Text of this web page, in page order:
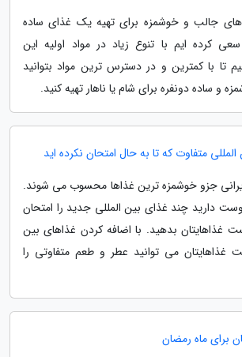
جالب و خوشمزه برای تهیه یک غذای ساده
سعی کرده ایم با تنوع زیاد در مواد اولیه این
تا با کمترین و در دسترس ترین مواد بتوانید
و ساده دونفره برای شام یا ناهار تهیه کنید.
جزو خوشمزه ترین غذاها محسوب می شوند.
دارید چند غذای بین المللی جدید را امتحان
غذاهایتان بدهید. با اضافه کردن غذاهای بین
غذاهایتان می توانید عطر و طعم متفاوتی را